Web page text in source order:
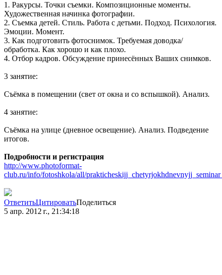
1. Ракурсы. Точки съемки. Композиционные моменты.
Художественная начинка фотографии.
2. Съемка детей. Стиль. Работа с детьми. Подход. Психология.
Эмоции. Момент.
3. Как подготовить фотоснимок. Требуемая доводка/
обработка. Как хорошо и как плохо.
4. Отбор кадров. Обсуждение принесённых Ваших снимков.
3 занятие:
Съёмка в помещении (свет от окна и со вспышкой). Анализ.
4 занятие:
Съёмка на улице (дневное освещение). Анализ. Подведение
итогов.
Подробности и регистрация
http://www.photoformat-
club.ru/info/fotoshkola/all/
ОтветитьЦитироватьПоделиться
5 апр. 2012 г., 21:34:18